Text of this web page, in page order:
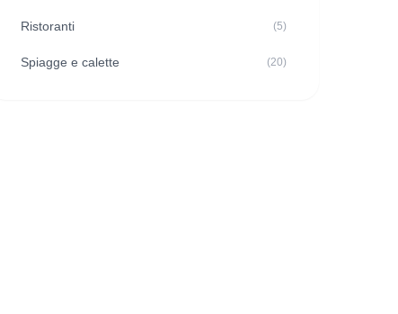
Ristoranti (5)
Spiagge e calette (20)